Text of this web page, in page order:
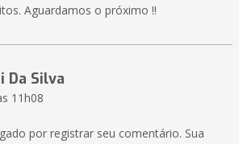
Aguardamos o próximo !!
Da Silva
11h08
por registrar seu comentário. Sua